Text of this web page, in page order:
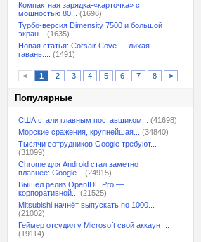
Компактная зарядка-«карточка» с
мощностью 80...
(1696)
Турбо-версия Dimensity 7500 и большой
экран...
(1635)
Новая статья: Corsair Cove — лихая
гавань....
(1491)
< 1 2 3 4 5 6 7 8 >
Популярные
США стали главным поставщиком...
(41698)
Морские сражения, крупнейшая...
(34840)
Тысячи сотрудников Google требуют...
(31099)
Chrome для Android стал заметно
плавнее: Google...
(24915)
Вышел релиз OpenIDE Pro —
корпоративной...
(21525)
Mitsubishi начнёт выпускать по 1000...
(21002)
Геймер отсудил у Microsoft свой аккаунт...
(19114)